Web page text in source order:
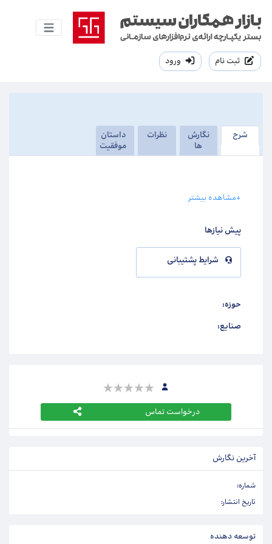
ثبت نام ورود
شرح
نگارش
ها
نظرات
داستان
موفقیت
+مشاهده بیشتر
پیش نیازها
شرایط پشتیبانی
حوزه:
صنایع:
درخواست تماس
آخرین نگارش
شماره:
تاریخ انتشار:
توسعه دهنده